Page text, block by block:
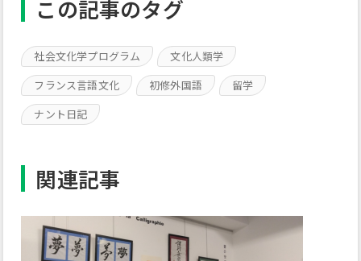
この記事のタグ
社会文化学プログラム
文化人類学
フランス言語文化
初修外国語
留学
ナント日記
関連記事